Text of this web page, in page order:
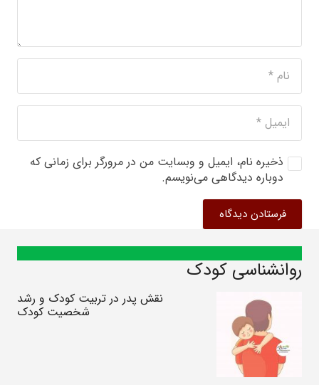
ذخیره نام، ایمیل و وبسایت من در مرورگر برای زمانی که
دوباره دیدگاهی می‌نویسم.
فرستادن دیدگاه
روانشناسی کودک
نقش پدر در تربیت کودک و رشد
شخصیت کودک